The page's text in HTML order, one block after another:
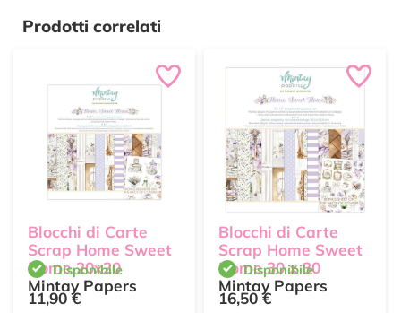
Prodotti correlati
Blocchi di Carte
Scrap Home Sweet
Home 20x20
Mintay Papers
Disponibile
11,90 €
Blocchi di Carte
Scrap Home Sweet
Home 30 x 30
Mintay Papers
Disponibile
16,50 €